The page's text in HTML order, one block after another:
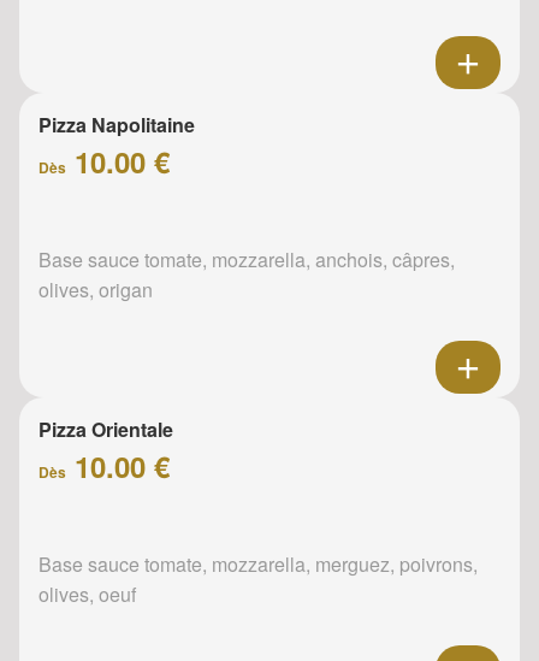
Pizza Napolitaine
Dès 10.00 €
Base sauce tomate, mozzarella, anchois, câpres,
olives, origan
Pizza Orientale
Dès 10.00 €
Base sauce tomate, mozzarella, merguez, poivrons,
olives, oeuf